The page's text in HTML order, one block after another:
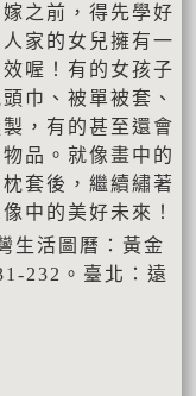
之前，得先學好
家的女兒擁有一
喔！有的女孩子
巾、被單被套、
，有的甚至還會
品。就像畫中的
套後，繼續繡著
中的美好未來！
生活圖曆：黃金
232。臺北：遠